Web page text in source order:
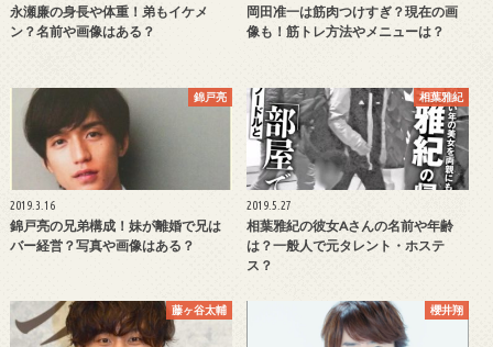
永瀬廉の身長や体重！弟もイケメ
ン？名前や画像はある？
岡田准一は筋肉つけすぎ？現在の画
像も！筋トレ方法やメニューは？
錦戸亮
2019.3.16
錦戸亮の兄弟構成！妹が離婚で兄は
バー経営？写真や画像はある？
相葉雅紀
2019.5.27
相葉雅紀の彼女Aさんの名前や年齢
は？一般人で元タレント・ホステ
ス？
藤ヶ谷太輔 櫻井翔